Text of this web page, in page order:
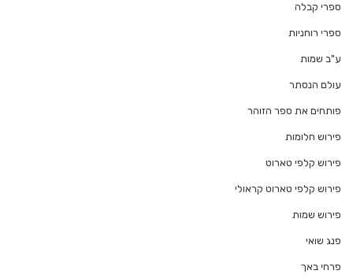
ספרי קבלה
ספרי רוחניות
ע"ב שמות
עולם הנסתר
פותחים את ספר הזוהר
פירוש חלומות
פירוש קלפי טארוט
פירוש קלפי טארוט קראולי
פירוש שמות
פנג שואי
פרחי באך